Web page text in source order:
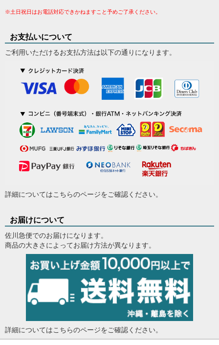
※土日祝日はお電話対応できかねますこと予めご了承ください。
お支払いについて
ご利用いただけるお支払方法は以下の通りになります。
詳細についてはこちらのページをご確認ください。
お届けについて
佐川急便でのお届けになります。
商品の大きさによってお届け方法が異なります。
詳細についてはこちらのページをご確認ください。